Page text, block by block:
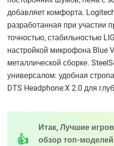
добавляет комфорта.
разработанная при участии
точностью, стабильностью
настройкой микрофона Blue
металлической сборке.
универсалом: удобная
DTS Headphone:X 2.0 для
Итак, Лучшие
обзор топ-